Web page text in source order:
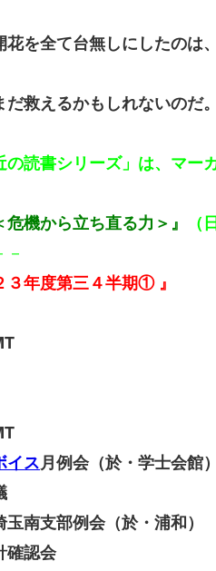
を全て台無しにしたのは
まだ救えるかもしれな
読書シリーズ」は、マー
機から立ち直る力＞』
－
３年度第三４半期① 』
イス月例会（於・学士会館
例会（於・浦和）
確認会